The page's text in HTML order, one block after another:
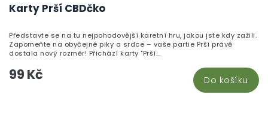
Karty Prší CBDčko
99 Kč Do košíku
Představte se na tu nejpohodovější karetní hru, jakou jste kdy zažili.
Zapomeňte na obyčejné piky a srdce – vaše partie Prší právě
dostala nový rozměr! Přichází karty "Prší...